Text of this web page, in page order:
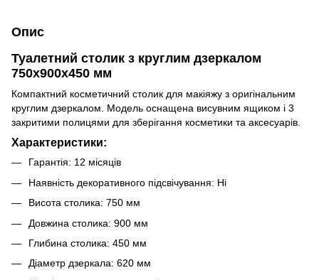
Опис
Туалетний столик з круглим дзеркалом
750х900х450 мм
Компактний косметичний столик для макіяжу з оригінальним
круглим дзеркалом. Модель оснащена висувним ящиком і 3
закритими полицями для зберігання косметики та аксесуарів.
Характеристики:
Гарантія: 12 місяців
Наявність декоративного підсвічування: Ні
Висота столика: 750 мм
Довжина столика: 900 мм
Глибина столика: 450 мм
Діаметр дзеркала: 620 мм